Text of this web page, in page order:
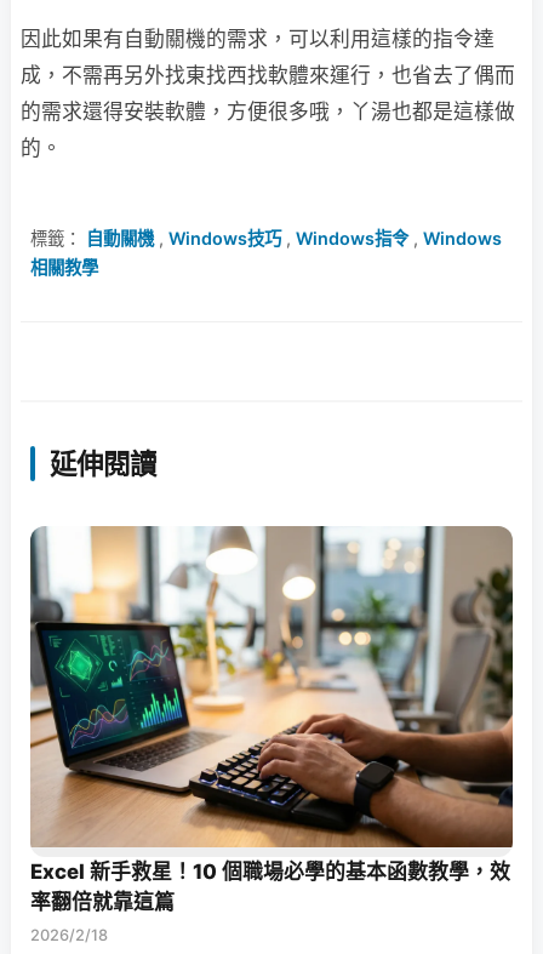
因此如果有自動關機的需求，可以利用這樣的指令達
成，不需再另外找東找西找軟體來運行，也省去了偶而
的需求還得安裝軟體，方便很多哦，丫湯也都是這樣做
的。
標籤： 自動關機, Windows技巧, Windows指令, Windows
相關教學
延伸閱讀
Excel 新手救星！10 個職場必學的基本函數教學，效
率翻倍就靠這篇
2026/2/18